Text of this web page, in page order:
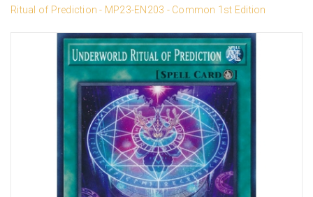
Ritual of Prediction - MP23-EN203 - Common 1st Edition